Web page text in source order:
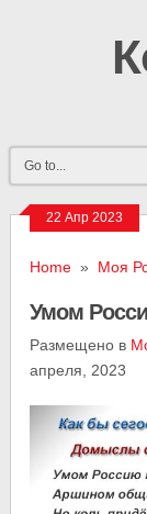
22 Апр 2023
Home » Моя
Умом
Размещено в
апреля, 2023